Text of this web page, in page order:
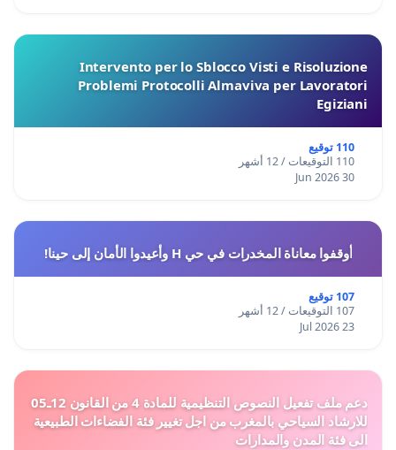
Intervento per lo Sblocco Visti e Risoluzione
Problemi Protocolli Almaviva per Lavoratori
Egiziani
110 توقيع
110 التوقيعات / 12 أشهر
30 Jun 2026
أوقفوا معاناة المخدرات في حي H وأعيدوا الأمان إلى حينا!
107 توقيع
107 التوقيعات / 12 أشهر
23 Jul 2026
دعم ملف تفعيل النصوص التنظيمية للمادة 4 من القانون 12ـ05
للارشاد السياحي بالمغرب من اجل تغيير فئة الفضاءات الطبيعية
الى فئة المدن والمدارات